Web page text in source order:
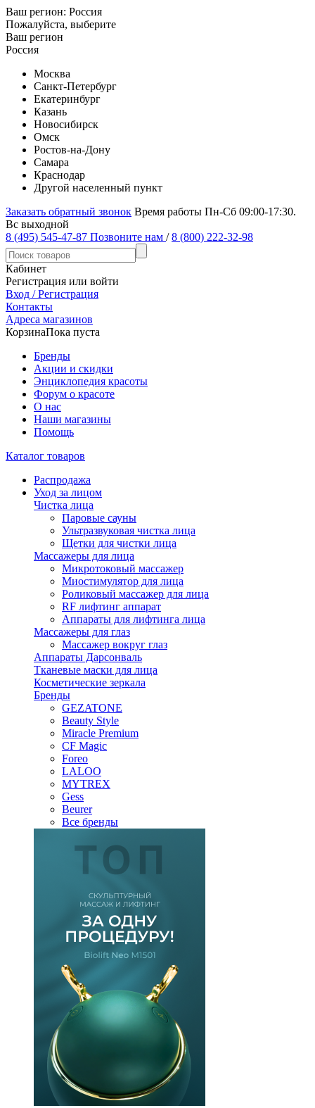
Ваш регион: Россия
Пожалуйста, выберите
Ваш регион
Россия
Москва
Санкт-Петербург
Екатеринбург
Казань
Новосибирск
Омск
Ростов-на-Дону
Самара
Краснодар
Другой населенный пункт
Заказать обратный звонок Время работы Пн-Сб 09:00-17:30.
Вс выходной
8 (495) 545-47-87 Позвоните нам / 8 (800) 222-32-98
Кабинет
Регистрация или войти
Вход / Регистрация
Контакты
Адреса магазинов
КорзинаПока пуста
Бренды
Акции и скидки
Энциклопедия красоты
Форум о красоте
О нас
Наши магазины
Помощь
Каталог товаров
Распродажа
Уход за лицом
Чистка лица
Паровые сауны
Ультразвуковая чистка лица
Щетки для чистки лица
Массажеры для лица
Микротоковый массажер
Миостимулятор для лица
Роликовый массажер для лица
RF лифтинг аппарат
Аппараты для лифтинга лица
Массажеры для глаз
Массажер вокруг глаз
Аппараты Дарсонваль
Тканевые маски для лица
Косметические зеркала
Бренды
GEZATONE
Beauty Style
Miracle Premium
CF Magic
Foreo
LALOO
MYTREX
Gess
Beurer
Все бренды